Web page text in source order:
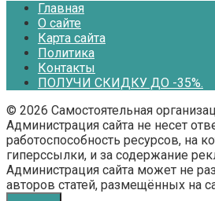
Главная
О сайте
Карта сайта
Политика
Контакты
ПОЛУЧИ СКИДКУ ДО -35%.
© 2026 Самостоятельная
Администрация сайта не несет
работоспособность ресурсов, на
гиперссылки, и за содержание
Администрация сайта может не
авторов статей, размещённых на